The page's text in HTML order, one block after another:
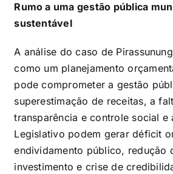
Rumo a uma gestão pública
sustentável
A análise do caso de
como um planejamento
pode comprometer a gestão
superestimação de receitas, a
transparência e controle social e
Legislativo podem gerar déficit
endividamento público, redução
investimento e crise de